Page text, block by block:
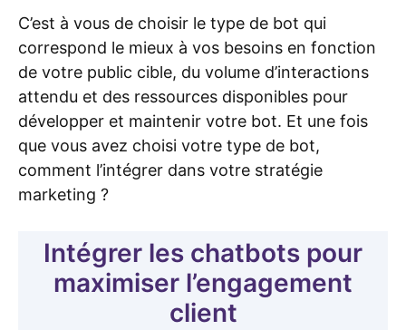
C’est à vous de choisir le type de bot qui
correspond le mieux à vos besoins en fonction
de votre public cible, du volume d’interactions
attendu et des ressources disponibles pour
développer et maintenir votre bot. Et une fois
que vous avez choisi votre type de bot,
comment l’intégrer dans votre stratégie
marketing ?
Intégrer les chatbots pour
maximiser l’engagement
client